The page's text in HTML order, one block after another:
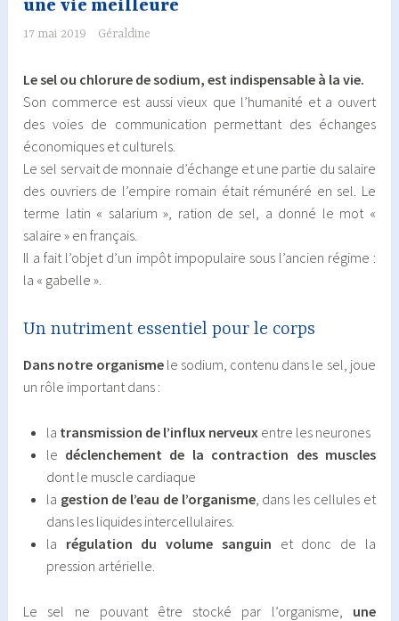
une vie meilleure
17 mai 2019 Géraldine
Le sel ou chlorure de sodium, est indispensable à la vie.
Son commerce est aussi vieux que l’humanité et a ouvert
des voies de communication permettant des échanges
économiques et culturels.
Le sel servait de monnaie d’échange et une partie du salaire
des ouvriers de l’empire romain était rémunéré en sel. Le
terme latin « salarium », ration de sel, a donné le mot «
salaire » en français.
Il a fait l’objet d’un impôt impopulaire sous l’ancien régime :
la « gabelle ».
Un nutriment essentiel pour le corps
Dans notre organismele sodium, contenu dans le sel, joue
un rôle important dans :
la transmission de l’influx nerveux entre les neurones
le déclenchement de la contraction des muscles
dont le muscle cardiaque
la gestion de l’eau de l’organisme, dans les cellules et
dans les liquides intercellulaires.
la régulation du volume sanguin et donc de la
pression artérielle.
Le sel ne pouvant être stocké par l’organisme,
une